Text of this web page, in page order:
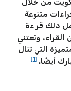
من خلال
قراءات متنوعة
ذلك قراءة
وتعتني
التي تنال
أيضًا. [1]